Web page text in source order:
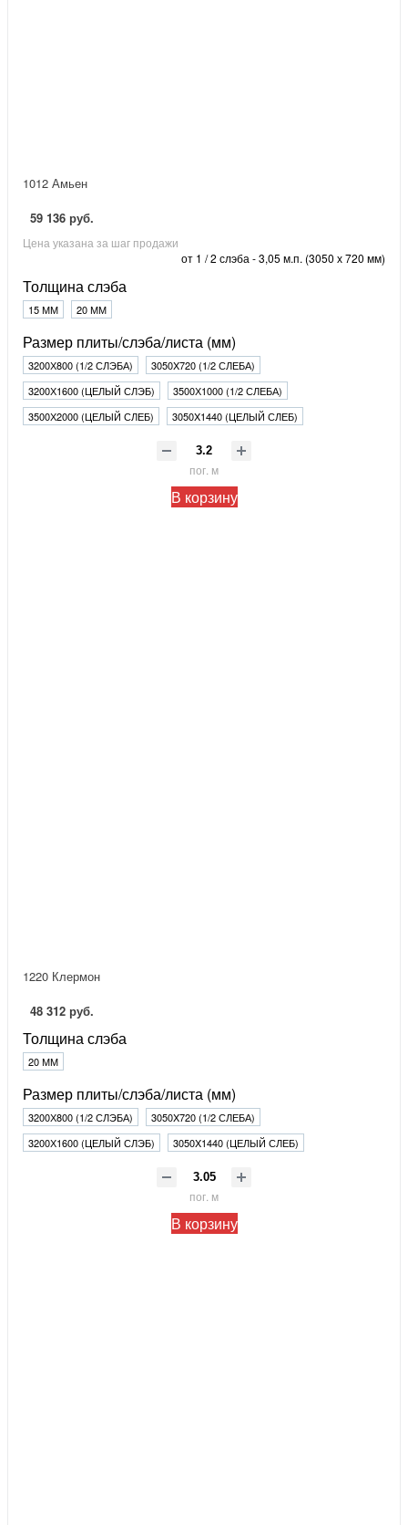
1012 Амьен
59 136 руб.
Цена указана за шаг продажи
от 1 / 2 слэба - 3,05 м.п. (3050 х 720 мм)
Толщина слэба
15 ММ 20 ММ
Размер плиты/слэба/листа (мм)
3200Х800 (1/2 СЛЭБА)
3050X720 (1/2 СЛЕБА)
3200Х1600 (ЦЕЛЫЙ СЛЭБ)
3500Х1000 (1/2 СЛЕБА)
3500Х2000 (ЦЕЛЫЙ СЛЕБ)
3050X1440 (ЦЕЛЫЙ СЛЕБ)
пог. м
В корзину
1220 Клермон
48 312 руб.
Толщина слэба
20 ММ
Размер плиты/слэба/листа (мм)
3200Х800 (1/2 СЛЭБА)
3050X720 (1/2 СЛЕБА)
3200Х1600 (ЦЕЛЫЙ СЛЭБ)
3050X1440 (ЦЕЛЫЙ СЛЕБ)
пог. м
В корзину